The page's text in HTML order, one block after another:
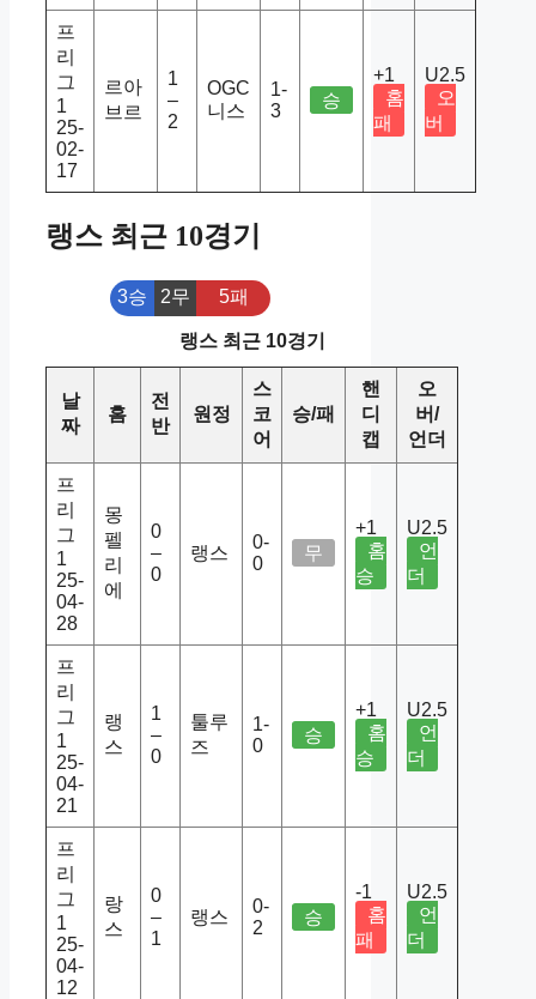
프
리
그
1
25-
02-
17
르아
브르
1
–
2
OGC
니스
1-
3
승
+1
홈
패
U2.5
오
버
랭스 최근 10경기
3승 2무 5패
랭스 최근 10경기
날
짜
홈
전
반
원정
스
코
어
승/패
핸
디
캡
오
버/
언더
프
리
그
1
25-
04-
28
몽
펠
리
에
0
–
0
랭스
0-
0
무
+1
홈
승
U2.5
언
더
프
리
그
1
25-
04-
21
랭
스
1
–
0
툴루
즈
1-
0
승
+1
홈
승
U2.5
언
더
프
리
그
1
25-
04-
12
랑
스
0
–
1
랭스
0-
2
승
-1
홈
패
U2.5
언
더